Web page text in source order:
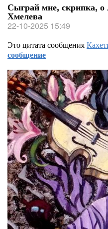
Сыграй мне, скрипка,
Хмелева
22-10-2025 15:49
Это цитата сообщения
сообщение